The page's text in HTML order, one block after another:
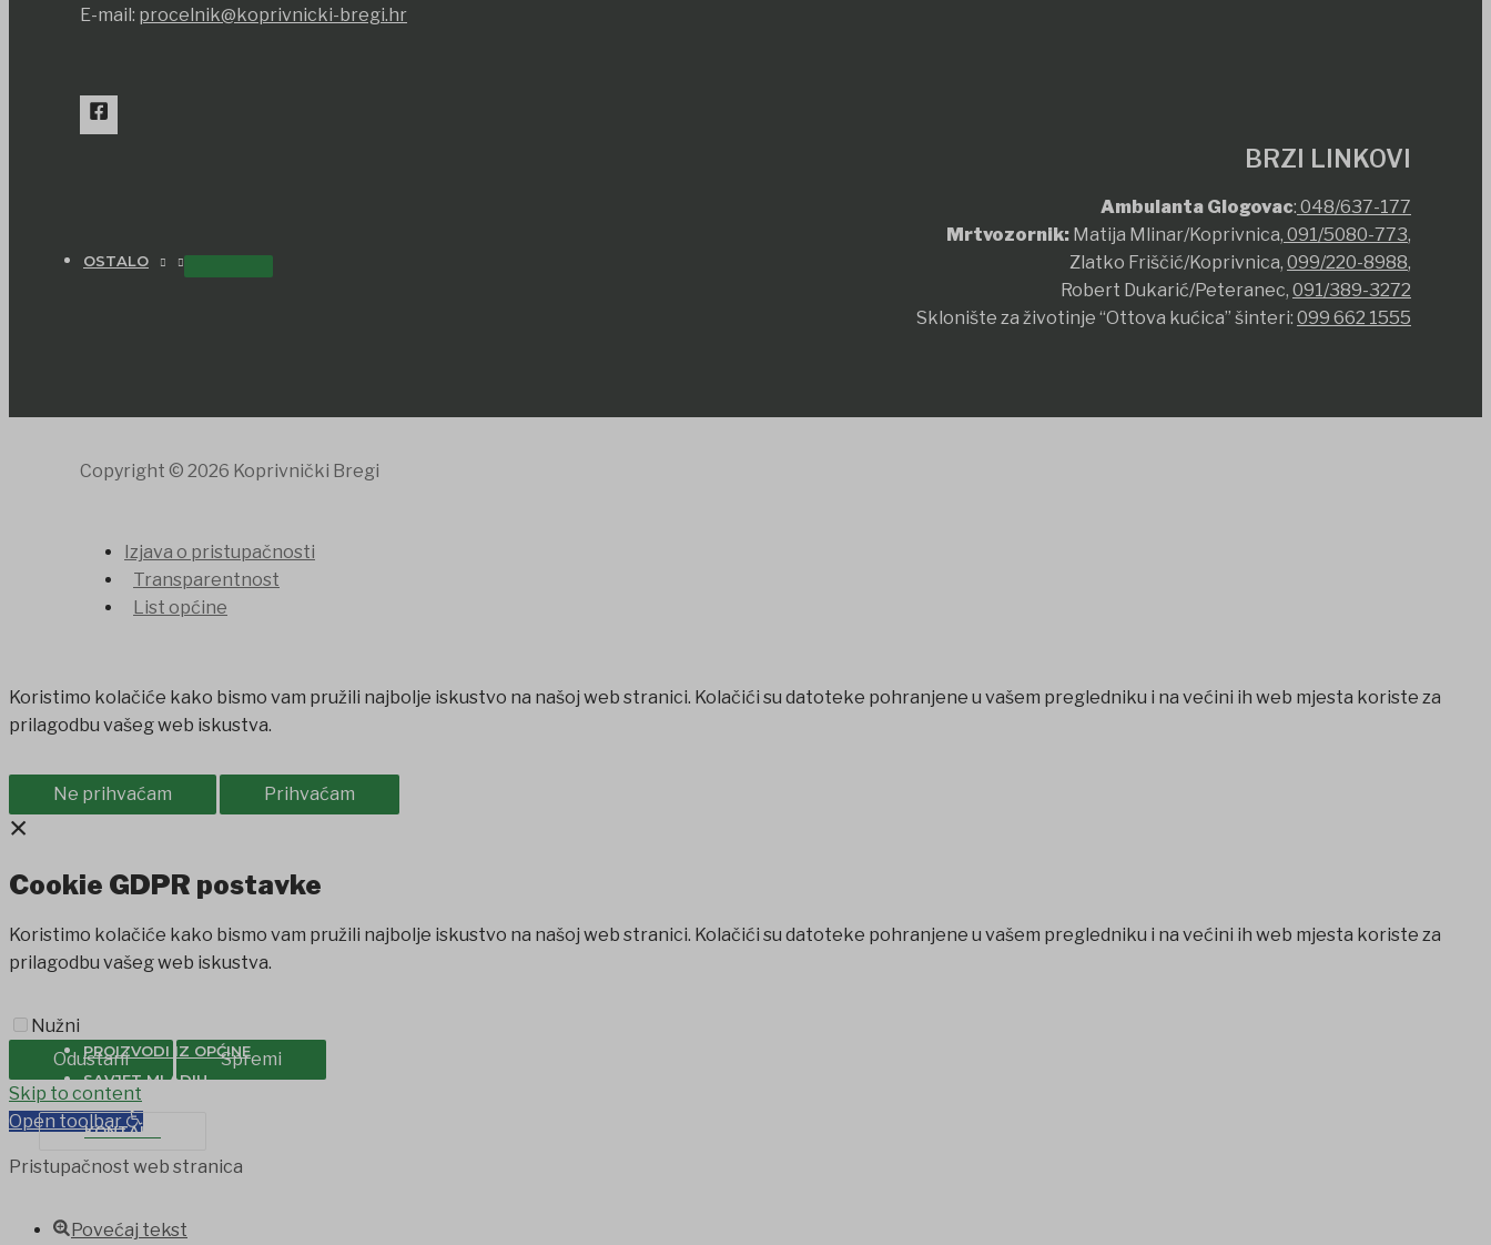
OSTALO
PROIZVODI IZ OPĆINE
SAVJET MLADIH
KONTAKT
E-mail: procelnik@koprivnicki-bregi.hr
BRZI LINKOVI
Ambulanta Glogovac: 048/637-177
Mrtvozornik: Matija Mlinar/Koprivnica, 091/5080-773,
Zlatko Friščić/Koprivnica, 099/220-8988,
Robert Dukarić/Peteranec, 091/389-3272
Sklonište za životinje “Ottova kućica” šinteri: 099 662 1555
Copyright © 2026 Koprivnički Bregi
Izjava o pristupačnosti
Transparentnost
List općine
Koristimo kolačiće kako bismo vam pružili najbolje iskustvo na našoj web stranici. Kolačići su datoteke pohranjene u vašem pregledniku i na većini ih web mjesta koriste za
prilagodbu vašeg web iskustva.
Ne prihvaćam Prihvaćam
×
Cookie GDPR postavke
Koristimo kolačiće kako bismo vam pružili najbolje iskustvo na našoj web stranici. Kolačići su datoteke pohranjene u vašem pregledniku i na većini ih web mjesta koriste za
prilagodbu vašeg web iskustva.
Nužni
Odustani
Spremi
jojobet
Skip to content
Open toolbar
Pristupačnost web stranica
Povećaj tekst